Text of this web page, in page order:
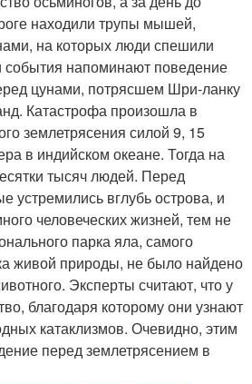
находили трупы мышей,
на которых люди спешили
события напоминают поведение
цунами, потрясшем Шри-ланку
Катастрофа произошла в
землетрясения силой 9, 15
в индийском океане. Тогда на
тысяч людей. Перед
устремились вглубь острова, и
человеческих жизней, тем не
парка яла, самого
живой природы, не было найдено
Эксперты считают, что у
благодаря которому они узнают
катаклизмов. Очевидно, этим
перед землетрясением в